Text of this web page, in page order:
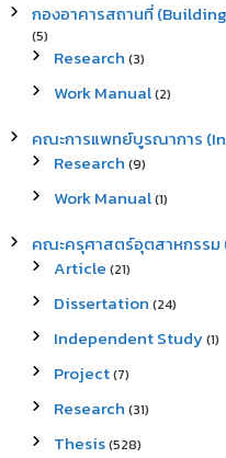
กองอาคารสถานที่
(5)
Research (3)
Work Manual(2)
คณะการแพทย์บูรณาการ
Research (9)
Work Manual(1)
คณะครุศาสตร์อุตสาหกรร
Article (21)
Dissertation (24)
Independent Study(1)
Project(7)
Research (31)
Thesis(528)